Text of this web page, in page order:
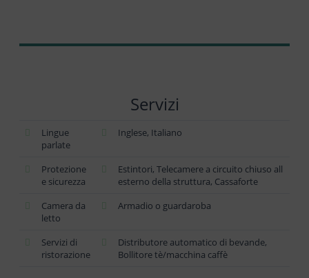
Servizi
Lingue
parlate
Inglese, Italiano
Protezione
e sicurezza
Estintori, Telecamere a circuito chiuso all
esterno della struttura, Cassaforte
Camera da
letto
Armadio o guardaroba
Servizi di
ristorazione
Distributore automatico di bevande,
Bollitore tè/macchina caffè